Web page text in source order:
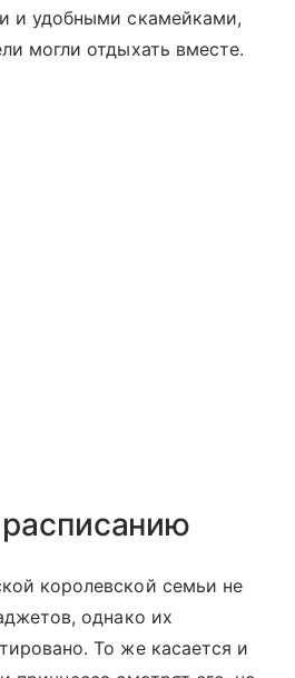
и удобными скамейками,
могли отдыхать вместе.
королевской семьи не
однако их
То же касается и